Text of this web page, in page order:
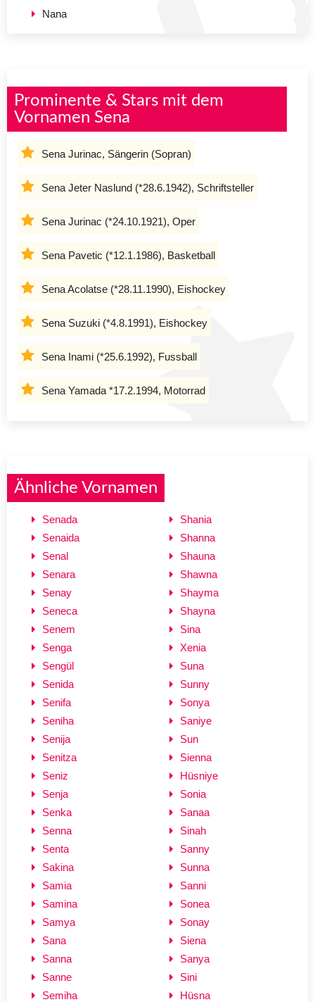
Nana
Prominente & Stars mit dem
Vornamen Sena
Sena Jurinac, Sängerin (Sopran)
Sena Jeter Naslund (*28.6.1942), Schriftsteller
Sena Jurinac (*24.10.1921), Oper
Sena Pavetic (*12.1.1986), Basketball
Sena Acolatse (*28.11.1990), Eishockey
Sena Suzuki (*4.8.1991), Eishockey
Sena Inami (*25.6.1992), Fussball
Sena Yamada *17.2.1994, Motorrad
Ähnliche Vornamen
Senada
Senaida
Senal
Senara
Senay
Seneca
Senem
Senga
Sengül
Senida
Senifa
Seniha
Senija
Senitza
Seniz
Senja
Senka
Senna
Senta
Sakina
Samia
Samina
Samya
Sana
Sanna
Sanne
Semiha
Shania
Shanna
Shauna
Shawna
Shayma
Shayna
Sina
Xenia
Suna
Sunny
Sonya
Saniye
Sun
Sienna
Hüsniye
Sonia
Sanaa
Sinah
Sanny
Sunna
Sanni
Sonea
Sonay
Siena
Sanya
Sini
Hüsna